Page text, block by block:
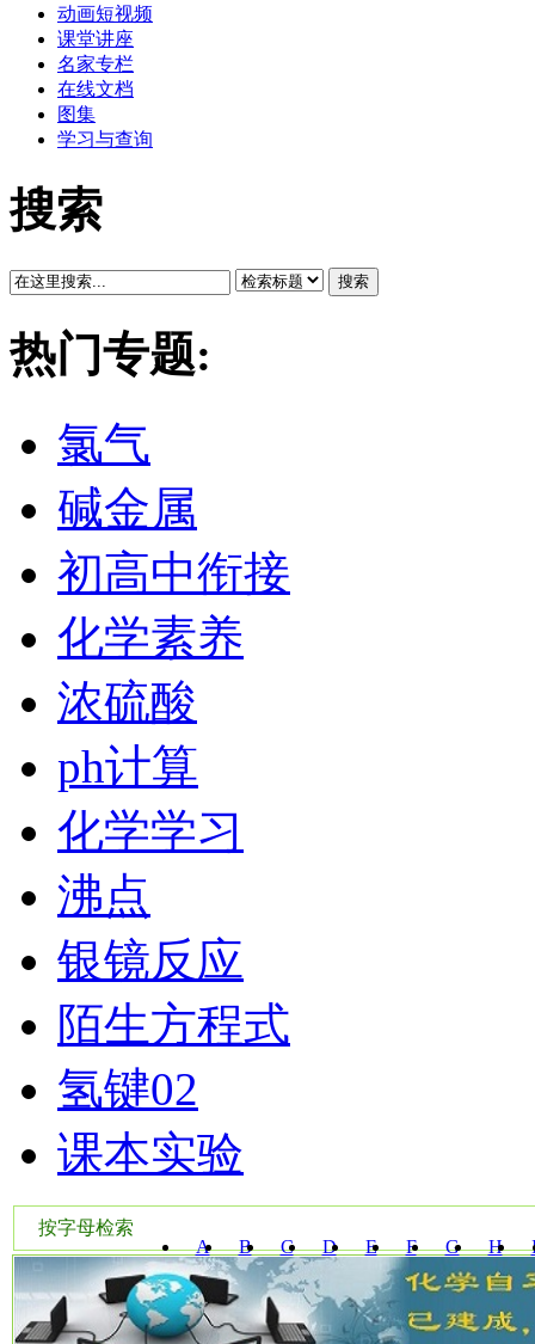
动画短视频
课堂讲座
名家专栏
在线文档
图集
学习与查询
搜索
搜索
热门专题:
氯气
碱金属
初高中衔接
化学素养
浓硫酸
ph计算
化学学习
沸点
银镜反应
陌生方程式
氢键02
课本实验
按字母检索
A
B C D E F G H
W Y